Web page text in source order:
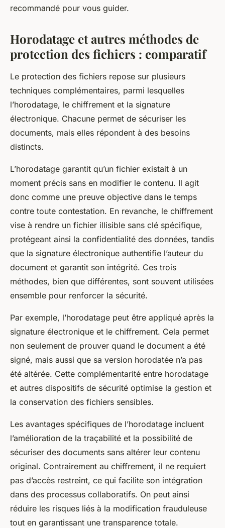
recommandé pour vous guider.
Horodatage et autres méthodes de
protection des fichiers : comparatif
Le protection des fichiers repose sur plusieurs
techniques complémentaires, parmi lesquelles
l’horodatage, le chiffrement et la signature
électronique. Chacune permet de sécuriser les
documents, mais elles répondent à des besoins
distincts.
L’horodatage garantit qu’un fichier existait à un
moment précis sans en modifier le contenu. Il agit
donc comme une preuve objective dans le temps
contre toute contestation. En revanche, le chiffrement
vise à rendre un fichier illisible sans clé spécifique,
protégeant ainsi la confidentialité des données, tandis
que la signature électronique authentifie l’auteur du
document et garantit son intégrité. Ces trois
méthodes, bien que différentes, sont souvent utilisées
ensemble pour renforcer la sécurité.
Par exemple, l’horodatage peut être appliqué après la
signature électronique et le chiffrement. Cela permet
non seulement de prouver quand le document a été
signé, mais aussi que sa version horodatée n’a pas
été altérée. Cette complémentarité entre horodatage
et autres dispositifs de sécurité optimise la gestion et
la conservation des fichiers sensibles.
Les avantages spécifiques de l’horodatage incluent
l’amélioration de la traçabilité et la possibilité de
sécuriser des documents sans altérer leur contenu
original. Contrairement au chiffrement, il ne requiert
pas d’accès restreint, ce qui facilite son intégration
dans des processus collaboratifs. On peut ainsi
réduire les risques liés à la modification frauduleuse
tout en garantissant une transparence totale.